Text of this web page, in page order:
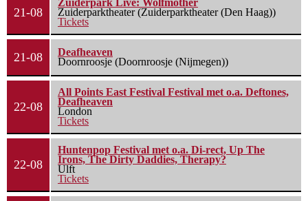
21-08
Zuiderpark Live: Wolfmother
Zuiderparktheater (Zuiderparktheater (Den Haag))
Tickets
21-08
Deafheaven
Doornroosje (Doornroosje (Nijmegen))
22-08
All Points East Festival Festival met o.a. Deftones,
Deafheaven
London
Tickets
22-08
Huntenpop Festival met o.a. Di-rect, Up The
Irons, The Dirty Daddies, Therapy?
Ulft
Tickets